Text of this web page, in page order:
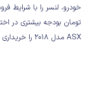
خودرو، لنسر را با شرایط
تومان بودجه بیشتری در
ASX مدل 2018 را خریداری کنید.